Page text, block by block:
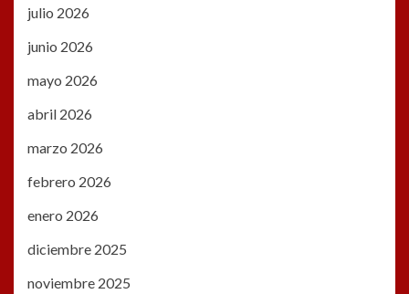
julio 2026
junio 2026
mayo 2026
abril 2026
marzo 2026
febrero 2026
enero 2026
diciembre 2025
noviembre 2025